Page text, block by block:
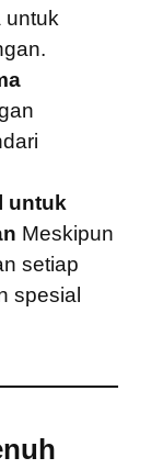
untuk
untuk
Meskipun
setiap
spesial